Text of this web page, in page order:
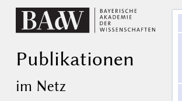
Publikationen
im Netz